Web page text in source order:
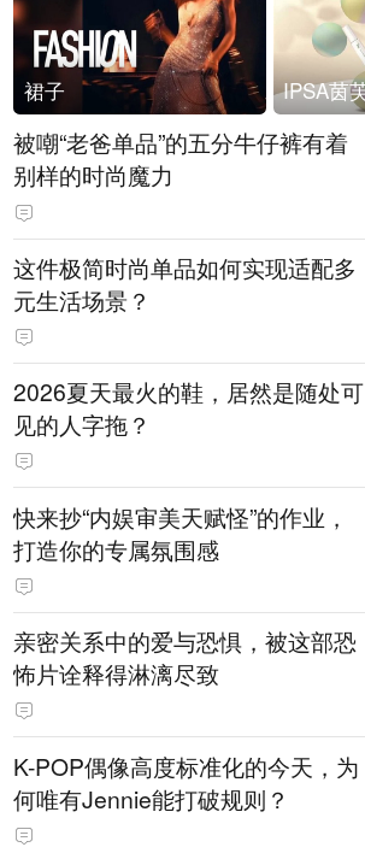
裙子
被嘲“老爸单品”的五分牛仔裤有着
别样的时尚魔力
这件极简时尚单品如何实现适配多
元生活场景？
2026夏天最火的鞋，居然是随处可
见的人字拖？
快来抄“内娱审美天赋怪”的作业，
打造你的专属氛围感
亲密关系中的爱与恐惧，被这部恐
怖片诠释得淋漓尽致
K-POP偶像高度标准化的今天，为
何唯有Jennie能打破规则？